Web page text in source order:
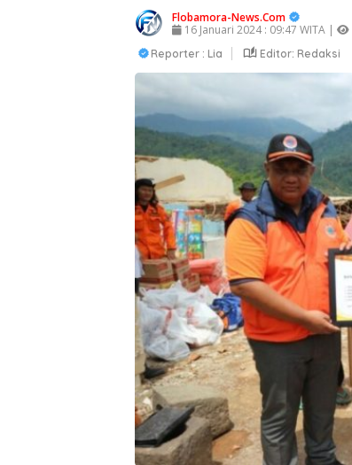
Flobamora-News.Com
16 Januari 2024 : 09:47 WITA |
Reporter : Lia Editor: Redaksi